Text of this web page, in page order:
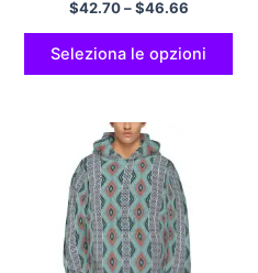
Felpa con cappuccio
comoda e classica in
poliestere Felpa con
cappuccio giallo chiaro
$42.70–$46.66
Seleziona le opzioni